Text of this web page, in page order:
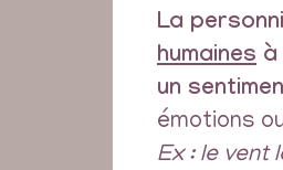
La
humaines à
un
émotions
Ex : le vent